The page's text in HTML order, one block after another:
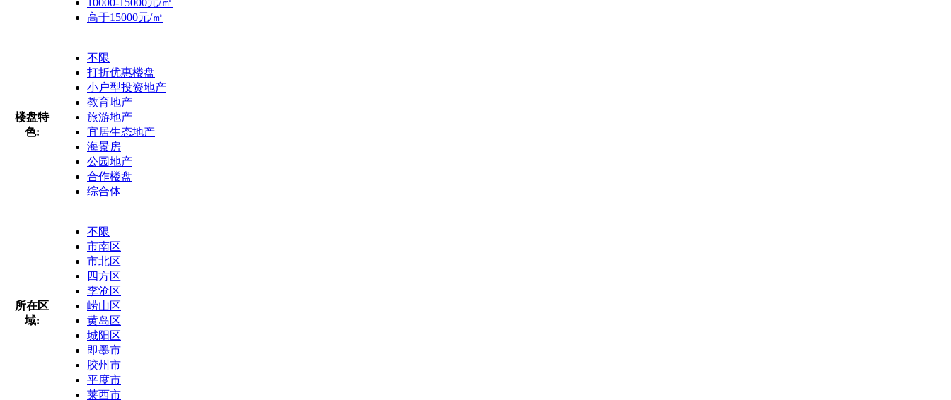
高于15000元/㎡
楼盘特
色:
不限
打折优惠楼盘
小户型投资地产
教育地产
旅游地产
宜居生态地产
海景房
公园地产
合作楼盘
综合体
所在区
域:
不限
市南区
市北区
四方区
李沧区
崂山区
黄岛区
城阳区
即墨市
胶州市
平度市
莱西市